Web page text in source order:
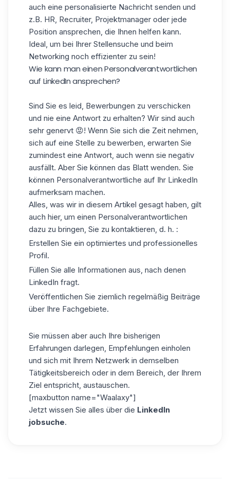
auch eine personalisierte Nachricht senden und
z.B. HR, Recruiter, Projektmanager oder jede
Position ansprechen, die Ihnen helfen kann.
Ideal, um bei Ihrer Stellensuche und beim
Networking noch effizienter zu sein!
Wie kann man einen Personalverantwortlichen
auf LinkedIn ansprechen?
Sind Sie es leid, Bewerbungen zu verschicken
und nie eine Antwort zu erhalten? Wir sind auch
sehr genervt 😡! Wenn Sie sich die Zeit nehmen,
sich auf eine Stelle zu bewerben, erwarten Sie
zumindest eine Antwort, auch wenn sie negativ
ausfällt. Aber Sie können das Blatt wenden. Sie
können Personalverantwortliche auf Ihr LinkedIn
aufmerksam machen.
Alles, was wir in diesem Artikel gesagt haben, gilt
auch hier, um einen Personalverantwortlichen
dazu zu bringen, Sie zu kontaktieren, d. h. :
Erstellen Sie ein optimiertes und professionelles
Profil.
Füllen Sie alle Informationen aus, nach denen
LinkedIn fragt.
Veröffentlichen Sie ziemlich regelmäßig Beiträge
über Ihre Fachgebiete.
Sie müssen aber auch Ihre bisherigen
Erfahrungen darlegen, Empfehlungen einholen
und sich mit Ihrem Netzwerk in demselben
Tätigkeitsbereich oder in dem Bereich, der Ihrem
Ziel entspricht, austauschen.
[maxbutton name="Waalaxy"]
Jetzt wissen Sie alles über die LinkedIn
jobsuche.